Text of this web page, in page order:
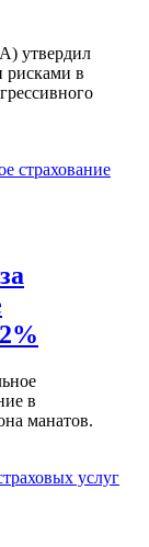
утвердил
рисками в
в
манатов.